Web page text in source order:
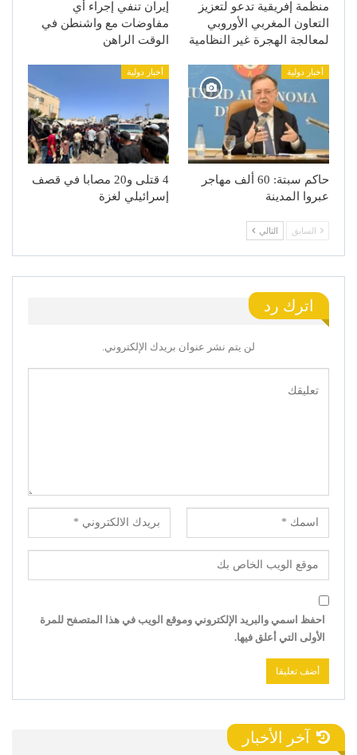
منظمة إفريقية تدعو لتعزيز
التعاون المغربي الأوروبي
لمعالجة الهجرة غير النظامية
إيران تنفي إجراء أي
مفاوضات مع واشنطن في
الوقت الراهن
أخبار دولية
حاكم سبتة: 60 ألف مهاجر
عبروا المدينة
أخبار دولية
4 قتلى و20 مصابا في قصف
إسرائيلي لغزة
السابق التالي
اترك رد
لن يتم نشر عنوان بريدك الإلكتروني.
احفظ اسمي والبريد الإلكتروني وموقع الويب في هذا المتصفح للمرة
الأولى التي أعلق فيها.
آخر الأخبار